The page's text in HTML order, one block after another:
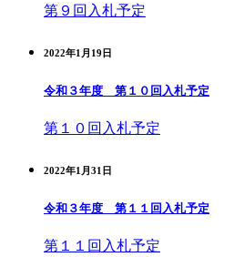
第９回入札予定
2022年1月19日
令和３年度 第１０回入札予定
第１０回入札予定
2022年1月31日
令和３年度 第１１回入札予定
第１１回入札予定